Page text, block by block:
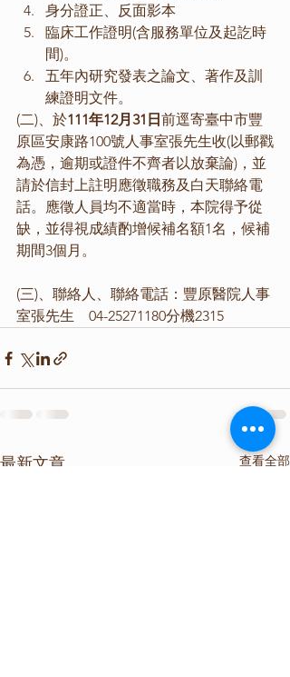
身分證正、反面影本
臨床工作證明(含服務單位及起訖時
間)。
五年內研究發表之論文、著作及訓
練證明文件。
(二)、於111年12月31日前逕寄臺中市豐
原區安康路100號人事室張先生收(以郵戳
為憑，逾期或證件不齊者以放棄論)，並
請於信封上註明應徵職務及白天聯絡電
話。應徵人員均不適當時，本院得予從
缺，並得視成績酌增候補名額1名，候補
期間3個月。
(三)、聯絡人、聯絡電話：豐原醫院人事
室張先生　04-25271180分機2315
最新文章 查看全部